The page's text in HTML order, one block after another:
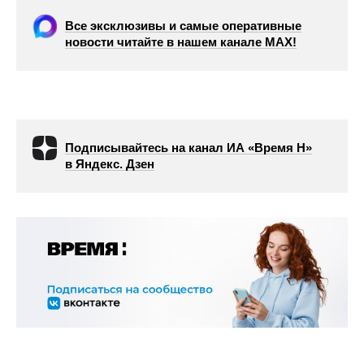
Все эксклюзивы и самые оперативные
новости читайте в нашем канале МАХ!
Подписывайтесь на канал ИА «Время Н»
в Яндекс. Дзен